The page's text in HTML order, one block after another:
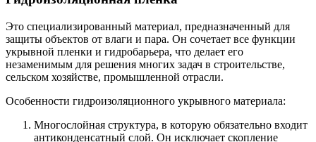
Это специализированный материал, предназначенный для
защиты объектов от влаги и пара. Он сочетает все функции
укрывной пленки и гидробарьера, что делает его
незаменимым для решения многих задач в строительстве,
сельском хозяйстве, промышленной отрасли.
Особенности гидроизоляционного укрывного материала:
Многослойная структура, в которую обязательно входит
антиконденсатный слой. Он исключает скопление